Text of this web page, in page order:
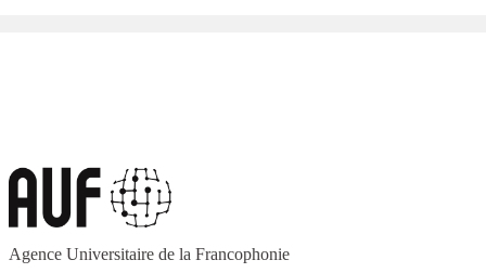
Agence Universitaire de la Francophonie